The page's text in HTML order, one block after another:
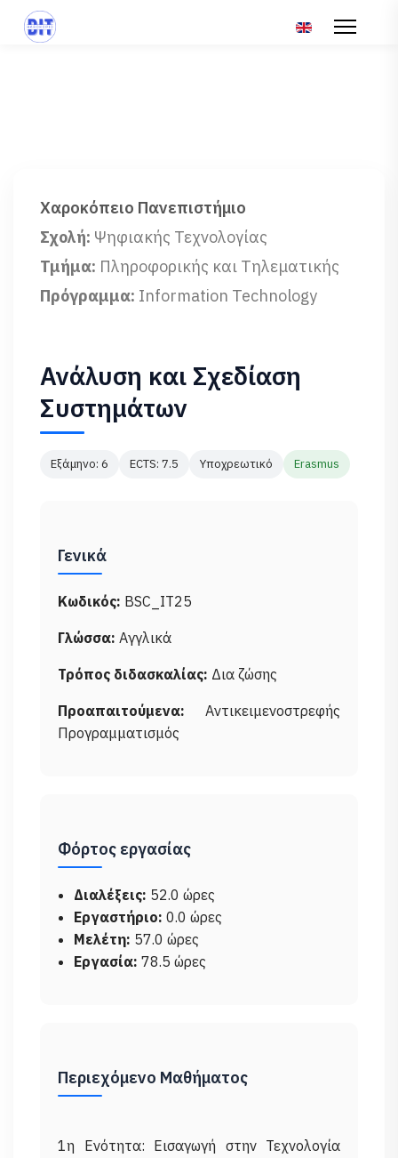
Επιλέξτε τη
Χαροκόπειο Πανεπιστήμιο
Σχολή: Ψηφιακής Τεχνολογίας
Τμήμα: Πληροφορικής και Τηλεματικής
Πρόγραμμα: Information Technology
Ανάλυση και Σχεδίαση
Συστημάτων
Εξάμηνο: 6 ECTS: 7.5 Υποχρεωτικό Erasmus
Γενικά
Κωδικός: BSC_IT25
Γλώσσα: Αγγλικά
Τρόπος διδασκαλίας: Δια ζώσης
Προαπαιτούμενα: Αντικειμενοστρεφής
Προγραμματισμός
Φόρτος εργασίας
Διαλέξεις: 52.0 ώρες
Εργαστήριο: 0.0 ώρες
Μελέτη: 57.0 ώρες
Εργασία: 78.5 ώρες
Περιεχόμενο Μαθήματος
1η Ενότητα: Εισαγωγή στην Τεχνολογία